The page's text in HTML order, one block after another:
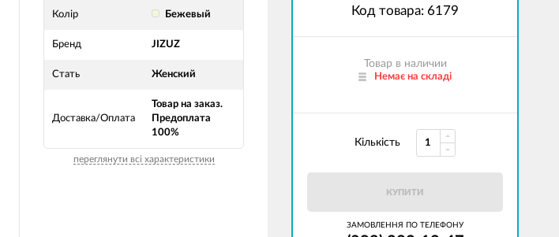
Колір Бежевый
Бренд JIZUZ
Стать Женский
Доставка/Оплата
Товар на заказ.
Предоплата
100%
переглянути всі характеристики
Код товара: 6179
Товар в наличии
Немає на складі
Кількість
КУПИТИ
ЗАМОВЛЕННЯ ПО ТЕЛЕФОНУ